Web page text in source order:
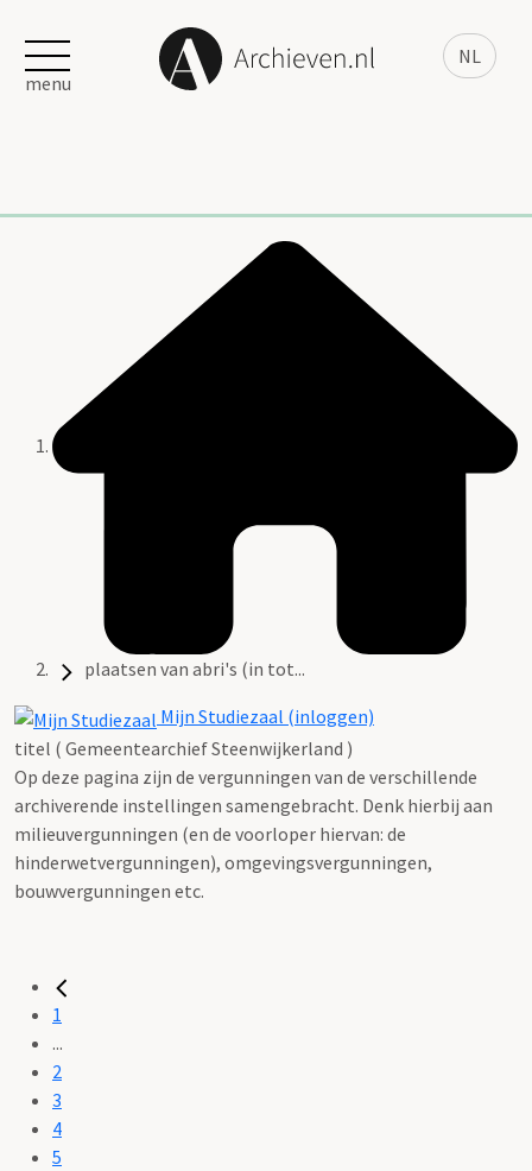
NL
menu
plaatsen van abri's (in tot...
Mijn Studiezaal (inloggen)
titel ( Gemeentearchief Steenwijkerland )
Op deze pagina zijn de vergunningen van de verschillende
archiverende instellingen samengebracht. Denk hierbij aan
milieuvergunningen (en de voorloper hiervan: de
hinderwetvergunningen), omgevingsvergunningen,
bouwvergunningen etc.
1
...
2
3
4
5